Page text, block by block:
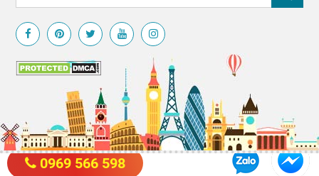
© Copyright 2012 - 2020 byDU LICH PHUONG HOANG . All rights reserved
0969 566 598